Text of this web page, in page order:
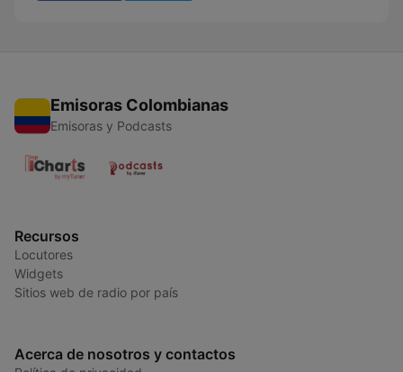
Emisoras Colombianas
Emisoras y Podcasts
Recursos
Locutores
Widgets
Sitios web de radio por país
Acerca de nosotros y contactos